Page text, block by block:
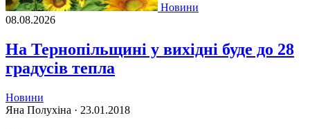
Новини
08.08.2026
На Тернопільщині у вихідні буде до 28
градусів тепла
Новини
Яна Полухіна · 23.01.2018